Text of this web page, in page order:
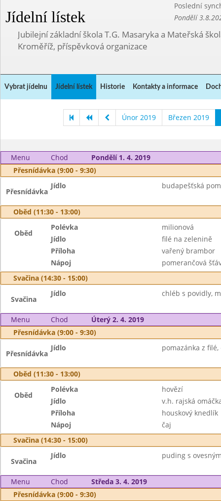
Jídelní lístek
Poslední
Pondělí
Jubilejní základní škola T.G. Masaryka a Mateřská
Kroměříž, příspěvková organizace
Vybrat jídelnu Jídelní lístek Historie Kontakty a informace
Únor 2019 Březen 2019
Menu Chod
Pondělí 1. 4. 2019
Přesnídávka (9:00 - 9:30)
Přesnídávka
Jídlo budapešťská
Oběd (11:30 - 13:00)
Oběd
Polévka
milionová
Jídlo
filé na zelenině
Příloha
vařený brambor
Nápoj
pomerančová
Svačina (14:30 - 15:00)
Svačina
Jídlo chléb s povidly,
Menu Chod
Úterý 2. 4. 2019
Přesnídávka (9:00 - 9:30)
Přesnídávka
Jídlo pomazánka z
Oběd (11:30 - 13:00)
Oběd
Polévka
hovězí
Jídlo
v.h. rajská
Příloha
houskový knedlík
Nápoj
čaj
Svačina (14:30 - 15:00)
Svačina
Jídlo puding s
Menu Chod
Středa 3. 4. 2019
Přesnídávka (9:00 - 9:30)